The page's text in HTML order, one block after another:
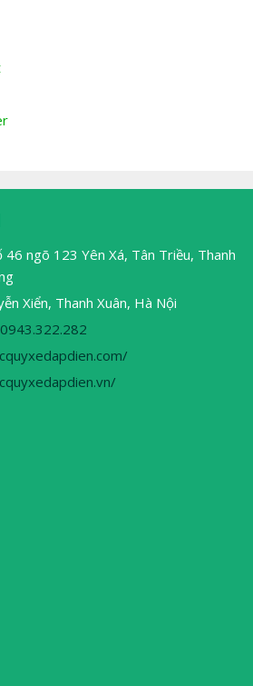
ngõ 123 Yên Xá, Tân Triều, Thanh
Xiển, Thanh Xuân, Hà Nội
0943.322.282